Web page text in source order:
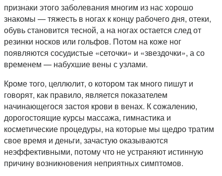
признаки этого заболевания многим из нас хорошо
знакомы — тяжесть в ногах к концу рабочего дня, отеки,
обувь становится тесной, а на ногах остается след от
резинки носков или гольфов. Потом на коже ног
появляются сосудистые «сеточки» и «звездочки», а со
временем — набухшие вены с узлами.
Кроме того, целлюлит, о котором так много пишут и
говорят, как правило, является показателем
начинающегося застоя крови в венах. К сожалению,
дорогостоящие курсы массажа, гимнастика и
косметические процедуры, на которые мы щедро тратим
свое время и деньги, зачастую оказываются
неэффективными, потому что не устраняют истинную
причину возникновения неприятных симптомов.